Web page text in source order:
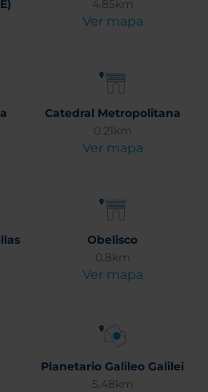
4.85km
Ver mapa
Catedral Metropolitana
0.21km
Ver mapa
Obelisco
0.8km
Ver mapa
Planetario Galileo Galilei
5.48km